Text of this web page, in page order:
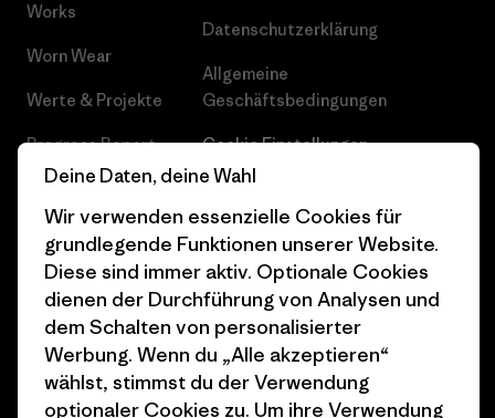
Works
Worn Wear
Werte & Projekte
Progress Report
Business Unusual
Klimaziele
1% For The Planet
Wie wir finanzieren
Geschenkgutscheine
Stores in deiner
Datenschutzerklärung
Allgemeine
Geschäftsbedingungen
Cookie Einstellungen
Karriere
Pressekontakt
Industry program
Affiliate-Programm
Patagonia Österreich
Seitenverzeichnis
Deine Daten, deine Wahl
Wir verwenden essenzielle Cookies für
grundlegende Funktionen unserer Website.
Diese sind immer aktiv. Optionale Cookies
dienen der Durchführung von Analysen und
dem Schalten von personalisierter
Werbung. Wenn du „Alle akzeptieren“
wählst, stimmst du der Verwendung
optionaler Cookies zu. Um ihre Verwendung